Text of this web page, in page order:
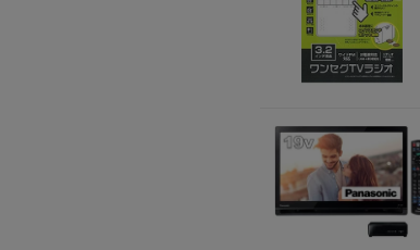
每人單一帳號每日只
本月每完成簽到7次，
本月簽到活動最多可
Letao Dollar使用規則
Letao Dollar使用期限
Letao Dollar可於「
與商品金額。
Letao Dollar不可用
類現金商品、日本寄